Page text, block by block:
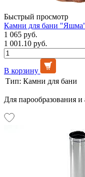
Быстрый просмотр
Камни для бани
1 065 руб.
1 001.10 руб.
В корзину
Тип: Камни для бани
Для парообразования